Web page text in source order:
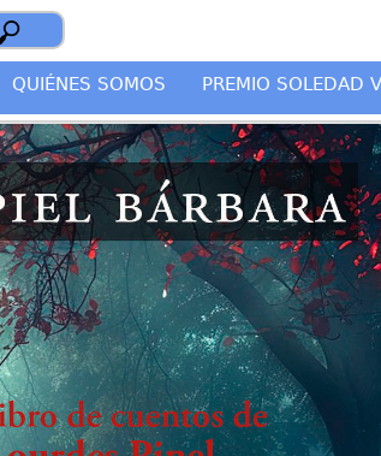
QUIÉNES SOMOS PREMIO SOLEDAD